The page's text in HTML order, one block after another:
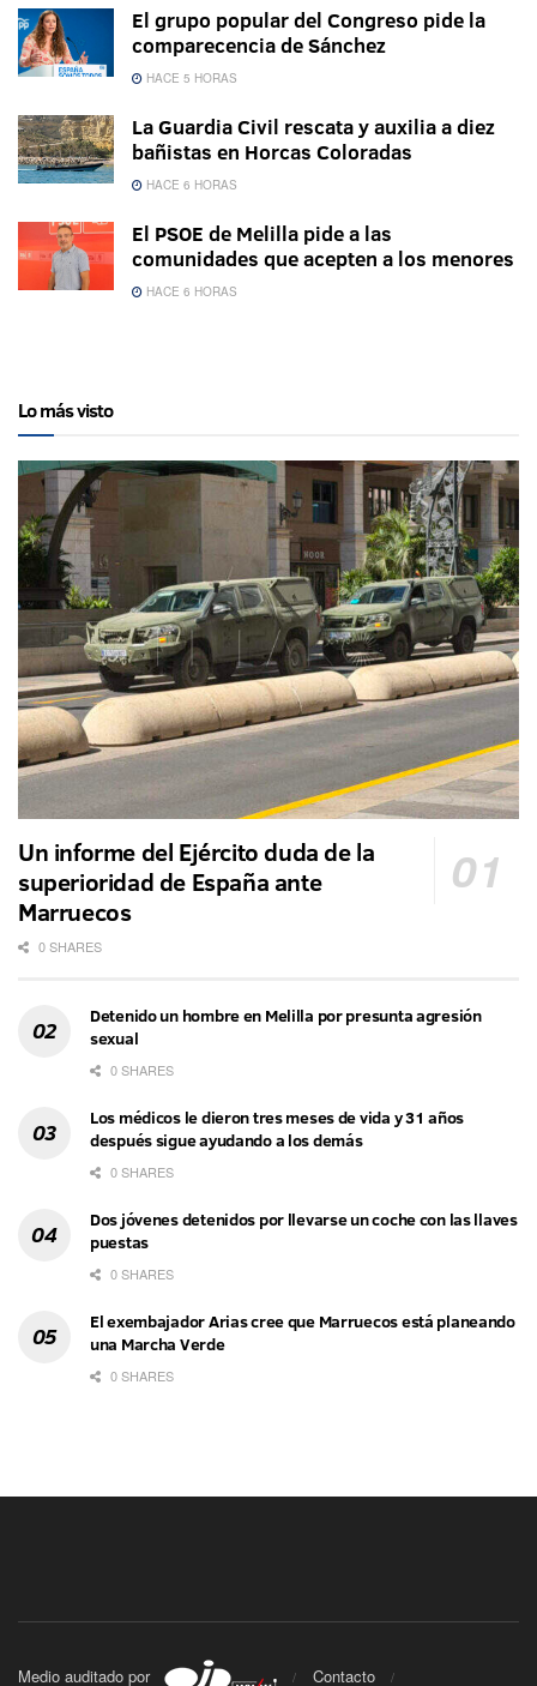
El grupo popular del Congreso pide la
comparecencia de Sánchez
HACE 5 HORAS
La Guardia Civil rescata y auxilia a diez
bañistas en Horcas Coloradas
HACE 6 HORAS
El PSOE de Melilla pide a las
comunidades que acepten a los menores
HACE 6 HORAS
Lo más visto
Un informe del Ejército duda de la
superioridad de España ante
Marruecos
0 SHARES
Detenido un hombre en Melilla por presunta agresión
sexual
0 SHARES
Los médicos le dieron tres meses de vida y 31 años
después sigue ayudando a los demás
0 SHARES
Dos jóvenes detenidos por llevarse un coche con las llaves
puestas
0 SHARES
El exembajador Arias cree que Marruecos está planeando
una Marcha Verde
0 SHARES
Medio auditado por Contacto